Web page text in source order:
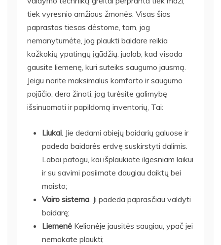
tiek vyresnio amžiaus žmonės. Visas šias
paprastas tiesas dėstome, tam, jog
nemanytumėte, jog plaukti baidare reikia
kažkokių ypatingų įgūdžių. juolab, kad visada
gausite liemenę, kuri suteiks saugumo jausmą.
Jeigu norite maksimalus komforto ir saugumo
pojūčio, dera žinoti, jog turėsite galimybę
išsinuomoti ir papildomą inventorių, Tai:
Liukai . Jie dedami abiejų baidarių galuose ir
padeda baidarės erdvę suskirstyti dalimis.
Labai patogu, kai išplaukiate ilgesniam laikui
ir su savimi pasiimate daugiau daiktų bei
maisto;
Vairo sistema . Ji padeda paprasčiau valdyti
baidarę;
Liemenė Kelionėje jausitės saugiau, ypač jei
nemokate plaukti;